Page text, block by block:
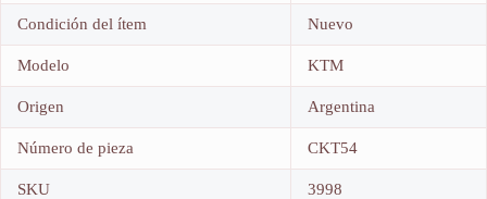
Condición del ítem Nuevo
Modelo KTM
Origen Argentina
Número de pieza CKT54
SKU 3998